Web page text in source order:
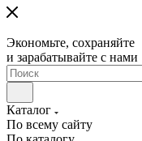
Экономьте, сохраняйте
и зарабатывайте с нами
Каталог
По всему сайту